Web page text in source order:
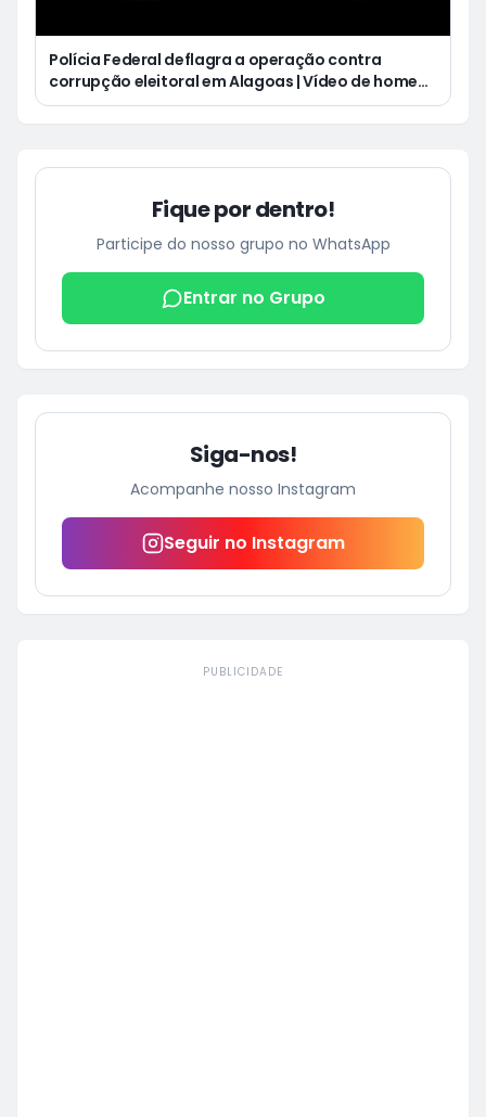
Polícia Federal deflagra a operação contra
corrupção eleitoral em Alagoas | Vídeo de homem
defecando durante missa gera revolta e
Fique por dentro!
Participe do nosso grupo no WhatsApp
Entrar no Grupo
Siga-nos!
Acompanhe nosso Instagram
Seguir no Instagram
PUBLICIDADE